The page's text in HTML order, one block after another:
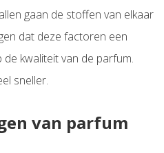
gaan de stoffen van elkaar
dat deze factoren een
kwaliteit van de parfum.
sneller.
van parfum